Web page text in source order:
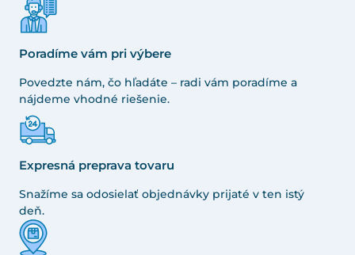
Poradíme vám pri výbere
Povedzte nám, čo hľadáte – radi vám poradíme a
nájdeme vhodné riešenie.
Expresná preprava tovaru
Snažíme sa odosielať objednávky prijaté v ten istý
deň.